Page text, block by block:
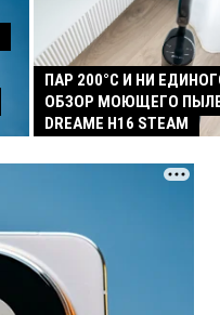
ПАР 200°C И НИ
ОБЗОР МОЮЩЕГО
DREAME H16 STEAM